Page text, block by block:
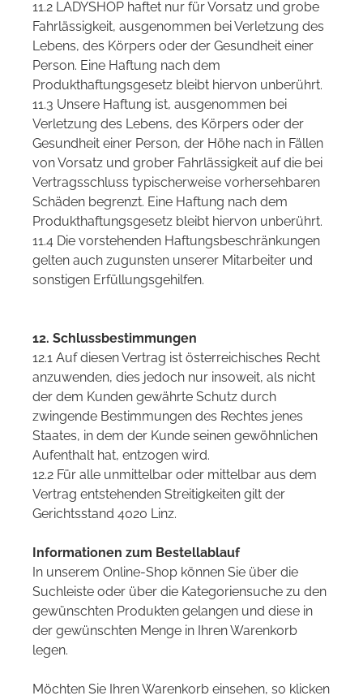
11.2 LADYSHOP haftet nur für Vorsatz und grobe
Fahrlässigkeit, ausgenommen bei Verletzung des
Lebens, des Körpers oder der Gesundheit einer
Person. Eine Haftung nach dem
Produkthaftungsgesetz bleibt hiervon unberührt.
11.3 Unsere Haftung ist, ausgenommen bei
Verletzung des Lebens, des Körpers oder der
Gesundheit einer Person, der Höhe nach in Fällen
von Vorsatz und grober Fahrlässigkeit auf die bei
Vertragsschluss typischerweise vorhersehbaren
Schäden begrenzt. Eine Haftung nach dem
Produkthaftungsgesetz bleibt hiervon unberührt.
11.4 Die vorstehenden Haftungsbeschränkungen
gelten auch zugunsten unserer Mitarbeiter und
sonstigen Erfüllungsgehilfen.
12. Schlussbestimmungen
12.1 Auf diesen Vertrag ist österreichisches Recht
anzuwenden, dies jedoch nur insoweit, als nicht
der dem Kunden gewährte Schutz durch
zwingende Bestimmungen des Rechtes jenes
Staates, in dem der Kunde seinen gewöhnlichen
Aufenthalt hat, entzogen wird.
12.2 Für alle unmittelbar oder mittelbar aus dem
Vertrag entstehenden Streitigkeiten gilt der
Gerichtsstand 4020 Linz.
Informationen zum Bestellablauf
In unserem Online-Shop können Sie über die
Suchleiste oder über die Kategoriensuche zu den
gewünschten Produkten gelangen und diese in
der gewünschten Menge in Ihren Warenkorb
legen.
Möchten Sie Ihren Warenkorb einsehen, so klicken